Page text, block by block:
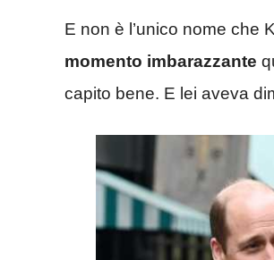
E non è l’unico nome che
momento imbarazzante
capito bene. E lei aveva